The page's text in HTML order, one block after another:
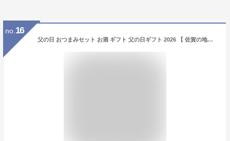
no. 16
父の日 おつまみセット お酒 ギフト 父の日ギフト 2026 【 佐賀の地酒と日本酒・焼酎党 おつまみ 6選 】 プレゼント 実用的 父 義父 つまみ 日本酒 晩酌セット 誕生日 男性 珍味 海鮮 魚 父親 お父さん 誕生日プレゼント 内祝い おつまみギフト セット 酒 酒のつまみ 母の日